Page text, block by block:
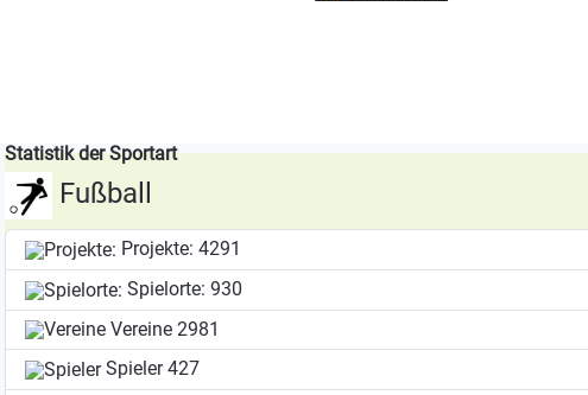
Statistik der Sportart
Fußball
Projekte: 4291
Spielorte: 930
Vereine 2981
Spieler427